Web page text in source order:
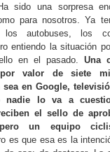
sido una sorpresa
para nosotros. Ya
los autobuses, los
entiendo la situación
en el pasado. Una
valor de siete
sea en Google,
nadie lo va a
el sello de
pero un equipo
es que esa es la